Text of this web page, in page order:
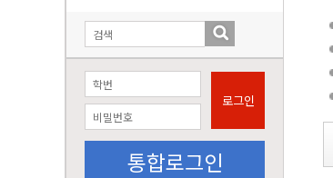
로그인
통합로그인